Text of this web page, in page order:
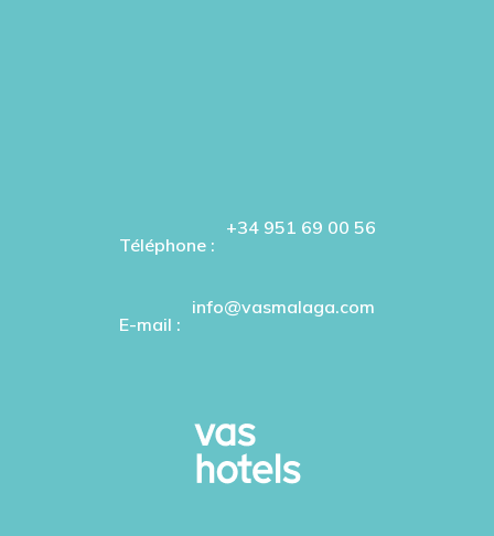
Téléphone :
+34 951 69 00 56
E-mail :
info@vasmalaga.com